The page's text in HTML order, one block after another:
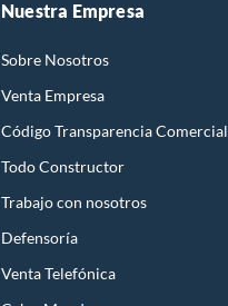
Nuestra Empresa
Sobre Nosotros
Venta Empresa
Código Transparencia Comercial
Todo Constructor
Trabajo con nosotros
Defensoría
Venta Telefónica